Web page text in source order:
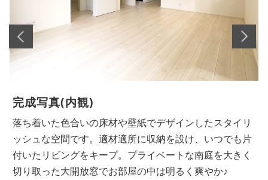
完成写真(内観)
落ち着いた色合いの床材や壁紙でデザインしたスタイリ
ッシュな空間です。適材適所に収納を設け、いつでも片
付いたリビングをキープ。プライベートな南庭を大きく
切り取った大開放窓でお部屋の中は明るく爽やか♪